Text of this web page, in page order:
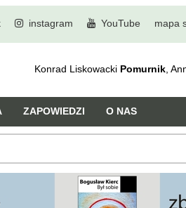
instagram YouTube mapa
Konrad Liskowacki Pomurnik ,
ZAPOWIEDZI O NAS